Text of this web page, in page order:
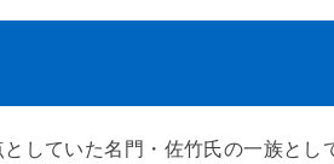
していた名門・佐竹氏の一族とし